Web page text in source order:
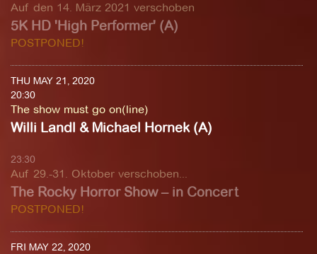
Auf den 14. März 2021 verschoben
5K HD 'High Performer' (A)
POSTPONED!
THU MAY 21, 2020
20:30
The show must go on(line)
Willi Landl & Michael Hornek (A)
23:30
Auf 29.-31. Oktober verschoben...
The Rocky Horror Show – in Concert
POSTPONED!
FRI MAY 22, 2020